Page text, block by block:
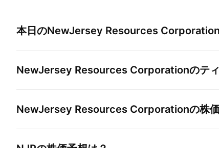
本日のNewJersey Resources Corporation
NewJersey Resources Corporationのテ
NewJersey Resources Corporationの株